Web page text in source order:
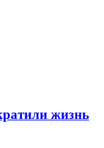
жизнь